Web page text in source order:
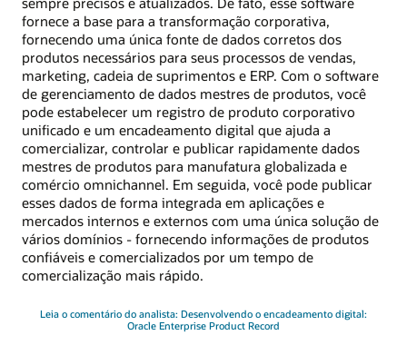
fornece a base para a transformação corporativa,
fornecendo uma única fonte de dados corretos dos
produtos necessários para seus processos de vendas,
marketing, cadeia de suprimentos e ERP. Com o software
de gerenciamento de dados mestres de produtos, você
pode estabelecer um registro de produto corporativo
unificado e um encadeamento digital que ajuda a
comercializar, controlar e publicar rapidamente dados
mestres de produtos para manufatura globalizada e
comércio omnichannel. Em seguida, você pode publicar
esses dados de forma integrada em aplicações e
mercados internos e externos com uma única solução de
vários domínios - fornecendo informações de produtos
confiáveis e comercializados por um tempo de
comercialização mais rápido.
Leia o comentário do analista: Desenvolvendo o encadeamento digital:
Oracle Enterprise Product Record